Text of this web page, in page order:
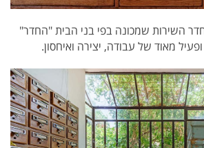
השירות שמכונה בפי בני הבית "החדר"
מאוד של עבודה, יצירה ואיחסון.